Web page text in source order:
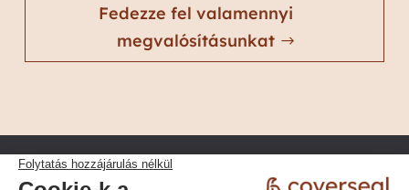
Fedezze fel valamennyi
megvalósításunkat